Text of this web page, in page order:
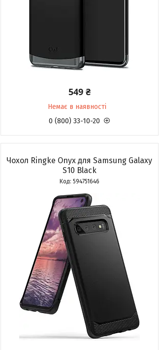
549 ₴
Немає в наявності
0 (800) 33-10-20
Чохол Ringke Onyx для Samsung Galaxy
S10 Black
594751646